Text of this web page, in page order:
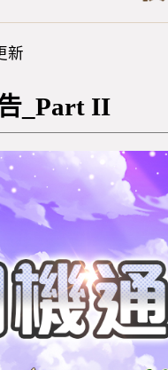
新
_Part II